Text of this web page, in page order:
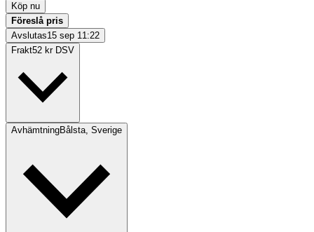
Köp nu
Föreslå pris
Avslutas15 sep 11:22
Frakt52 kr DSV
AvhämtningBålsta, Sverige